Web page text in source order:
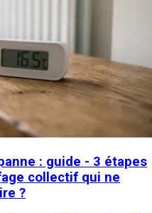
: guide - 3 étapes
collectif qui ne
?